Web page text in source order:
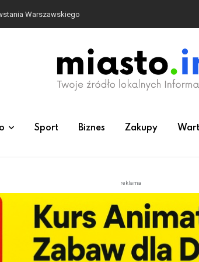
Warszawskiego
Sport Biznes Zakupy
reklama